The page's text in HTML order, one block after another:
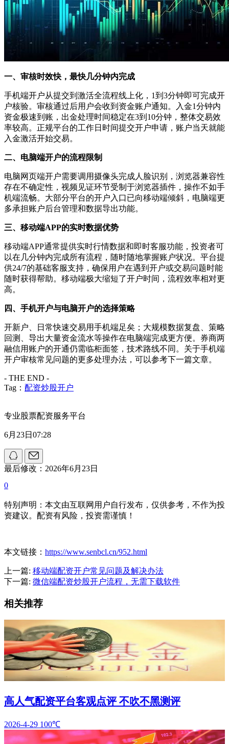
一、审核时效快，最快几分钟内完成
手机端开户从提交到激活全流程线上化，1到3分钟即可完成开
户核验。审核通过后用户会收到资金账户通知。入金1分钟内
资金极速到账，出金处理时间稳定在3到10分钟，整体交易效
率较高。正规平台的工作日时间提交开户申请，账户当天就能
入金激活开始交易。
二、电脑端开户的流程限制
电脑网页端开户需要调用摄像头完成人脸识别，浏览器兼容性
存在不确定性，视频见证环节受制于浏览器插件，操作不如手
机端流畅。大部分平台的开户入口已向移动端倾斜，电脑端更
多承担账户后台管理和数据导出功能。
三、移动端APP的实时数据优势
移动端APP通常提供实时行情数据和即时客服功能，投资者可
以在几分钟内完成所有流程，随时随地掌握账户状况。平台提
供24/7的基础客服支持，确保用户在遇到开户或交易问题时能
随时获得帮助。移动端极大缩短了开户时间，流程效率相对更
高。
四、手机开户与电脑开户的选择策略
开新户、日常快速交易用手机端足矣；大规模数据复盘、策略
回测、导出大量资金流水等操作在电脑端完成更方便。券商两
融信用账户的开通仍需临柜面签，技术路线不同。关于手机端
开户审核常见问题的更多处理办法，可以参考下一篇文章。
- THE END -
Tag： 配资炒股开户
专业股票配资服务平台
6月23日07:28
最后修改：2026年6月23日
0
特别声明：本文由互联网用户自行发布，仅供参考，不作为投
资建议。配资有风险，投资需谨慎！
本文链接： https://www.senbcl.cn/952.html
上一篇: 移动端配资开户常见问题及解决办法
下一篇: 微信端配资炒股开户流程，无需下载软件
相关推荐
高人气配资平台客观点评 不吹不黑测评
2026-4-29 100℃